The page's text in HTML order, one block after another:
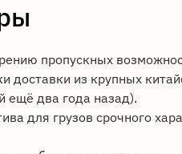
пропускных
доставки из крупных
ещё два года назад).
для грузов срочного